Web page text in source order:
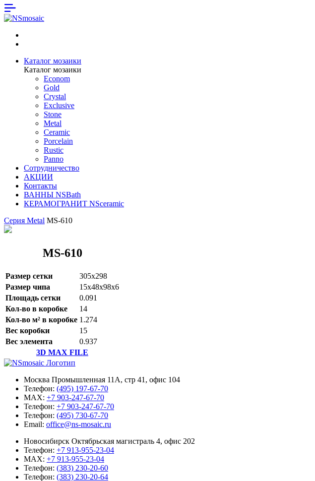
Каталог мозаики
Каталог мозаики
Econom
Gold
Crystal
Exclusive
Stone
Metal
Ceramic
Porcelain
Rustic
Panno
Сотрудничество
АКЦИИ
Контакты
ВАННЫ NSBath
КЕРАМОГРАНИТ NSceramic
Серия Metal MS-610
MS-610
Размер сетки
305x298
Размер чипа
15x48x98x6
Площадь сетки
0.091
Кол-во в коробке
14
Кол-во м² в коробке 1.274
Вес коробки
15
Вес элемента
0.937
3D MAX FILE
Москва Промышленная 11А, стр 41, офис 104
Телефон: (495) 197-67-70
MAX: +7 903-247-67-70
Телефон: +7 903-247-67-70
Телефон: (495) 730-67-70
Email: office@ns-mosaic.ru
Новосибирск Октябрьская магистраль 4, офис 202
Телефон: +7 913-955-23-04
MAX: +7 913-955-23-04
Телефон: (383) 230-20-60
Телефон: (383) 230-20-64